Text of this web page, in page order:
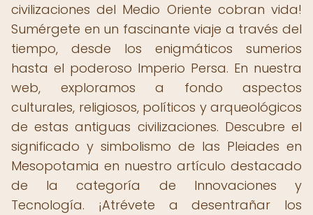
civilizaciones del Medio Oriente cobran vida!
Sumérgete en un fascinante viaje a través del
tiempo, desde los enigmáticos sumerios
hasta el poderoso Imperio Persa. En nuestra
web, exploramos a fondo aspectos
culturales, religiosos, políticos y arqueológicos
de estas antiguas civilizaciones. Descubre el
significado y simbolismo de las Pleiades en
Mesopotamia en nuestro artículo destacado
de la categoría de Innovaciones y
Tecnología. ¡Atrévete a desentrañar los